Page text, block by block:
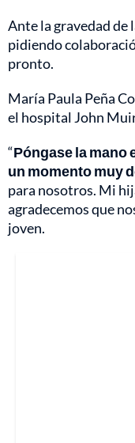
Ante la gravedad de
pidiendo
pronto.
María Paula Peña
el hospital John
“Póngase la mano
un momento muy
para nosotros. Mi
agradecemos que
joven.